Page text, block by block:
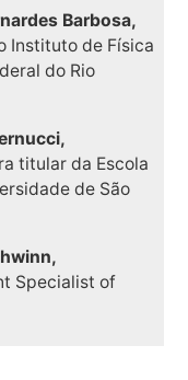
Barbosa,
Instituto de Física
do Rio
titular da Escola
de São
Specialist of